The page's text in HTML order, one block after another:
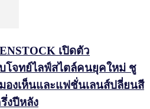
เปิดตัว
โจทย์ไลฟ์สไตล์คนยุคใหม่ ชู
องเห็นและแฟชั่นเลนส์ปลี่ยนสี
งปีหลัง